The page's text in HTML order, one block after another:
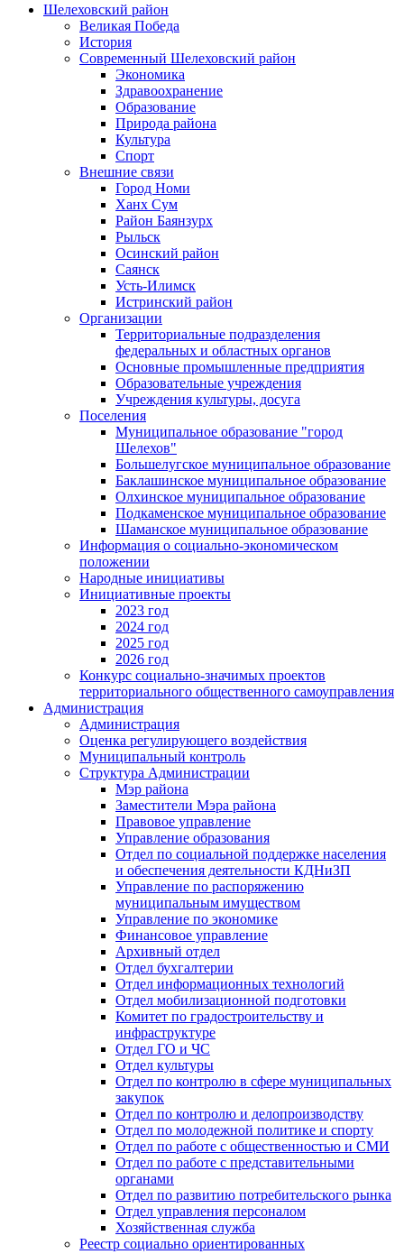
Шелеховский район
Великая Победа
История
Современный Шелеховский район
Экономика
Здравоохранение
Образование
Природа района
Культура
Спорт
Внешние связи
Город Номи
Ханх Сум
Район Баянзурх
Рыльск
Осинский район
Саянск
Усть-Илимск
Истринский район
Организации
Территориальные подразделения
федеральных и областных органов
Основные промышленные предприятия
Образовательные учреждения
Учреждения культуры, досуга
Поселения
Муниципальное образование "город
Шелехов"
Большелугское муниципальное образование
Баклашинское муниципальное образование
Олхинское муниципальное образование
Подкаменское муниципальное образование
Шаманское муниципальное образование
Информация о социально-экономическом
положении
Народные инициативы
Инициативные проекты
2023 год
2024 год
2025 год
2026 год
Конкурс социально-значимых проектов
территориального общественного самоуправления
Администрация
Администрация
Оценка регулирующего воздействия
Муниципальный контроль
Структура Администрации
Мэр района
Заместители Мэра района
Правовое управление
Управление образования
Отдел по социальной поддержке населения
и обеспечения деятельности КДНиЗП
Управление по распоряжению
муниципальным имуществом
Управление по экономике
Финансовое управление
Архивный отдел
Отдел бухгалтерии
Отдел информационных технологий
Отдел мобилизационной подготовки
Комитет по градостроительству и
инфраструктуре
Отдел ГО и ЧС
Отдел культуры
Отдел по контролю в сфере муниципальных
закупок
Отдел по контролю и делопроизводству
Отдел по молодежной политике и спорту
Отдел по работе с общественностью и СМИ
Отдел по работе с представительными
органами
Отдел по развитию потребительского рынка
Отдел управления персоналом
Хозяйственная служба
Реестр социально ориентированных